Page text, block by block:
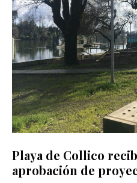
Playa de Collico
aprobación de